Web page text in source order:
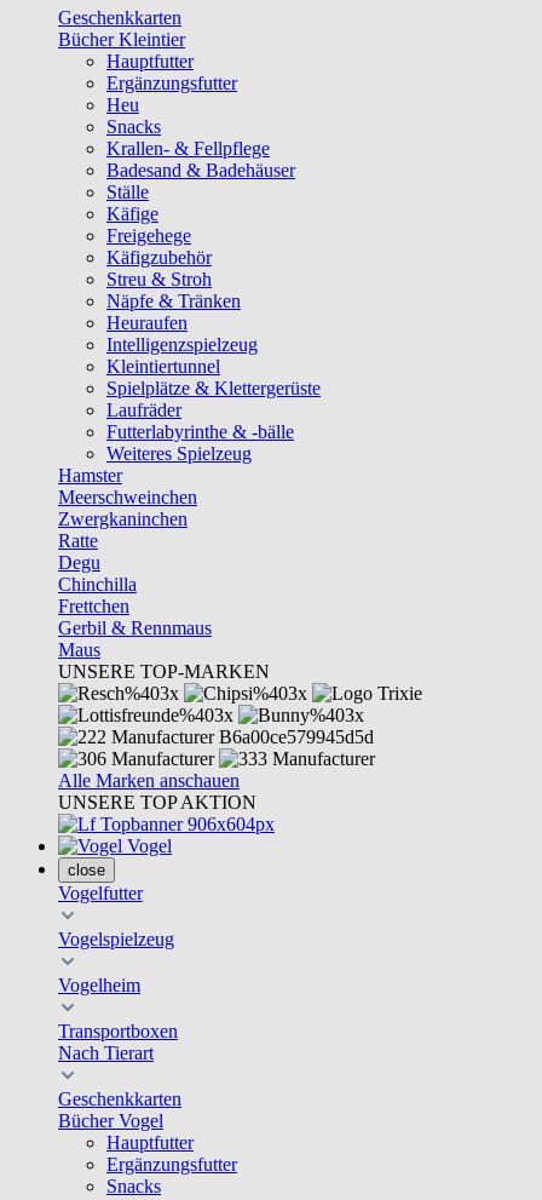
Geschenkkarten
Bücher Kleintier
Hauptfutter
Ergänzungsfutter
Heu
Snacks
Krallen- & Fellpflege
Badesand & Badehäuser
Ställe
Käfige
Freigehege
Käfigzubehör
Streu & Stroh
Näpfe & Tränken
Heuraufen
Intelligenzspielzeug
Kleintiertunnel
Spielplätze & Klettergerüste
Laufräder
Futterlabyrinthe & -bälle
Weiteres Spielzeug
Hamster
Meerschweinchen
Zwergkaninchen
Ratte
Degu
Chinchilla
Frettchen
Gerbil & Rennmaus
Maus
UNSERE TOP-MARKEN
Alle Marken anschauen
UNSERE TOP AKTION
Vogel
close
Vogelfutter
Vogelspielzeug
Vogelheim
Transportboxen
Nach Tierart
Geschenkkarten
Bücher Vogel
Hauptfutter
Ergänzungsfutter
Snacks